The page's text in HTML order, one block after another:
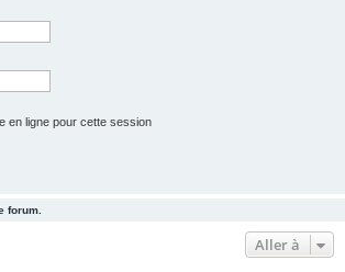
en ligne pour cette session
forum.
Aller à